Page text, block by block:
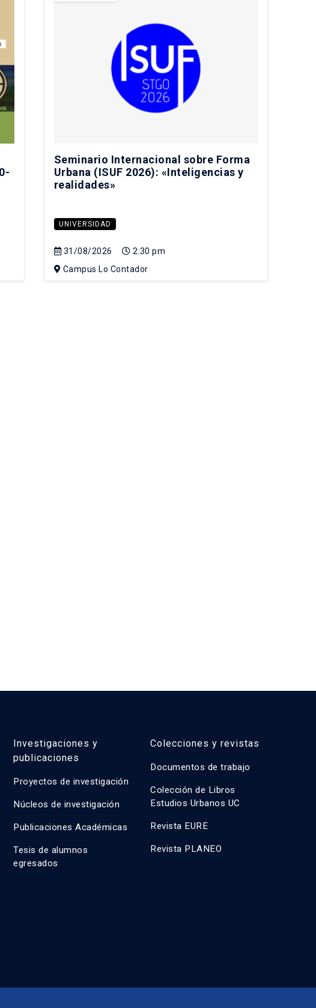
Seminario Internacional sobre Forma
Urbana (ISUF 2026): «Inteligencias y
realidades»
UNIVERSIDAD
31/08/2026
2:30 pm
Campus Lo Contador
Investigaciones y
publicaciones
Proyectos de investigación
Núcleos de investigación
Publicaciones Académicas
Tesis de alumnos
egresados
Colecciones y revistas
Documentos de trabajo
Colección de Libros
Estudios Urbanos UC
Revista EURE
Revista PLANEO